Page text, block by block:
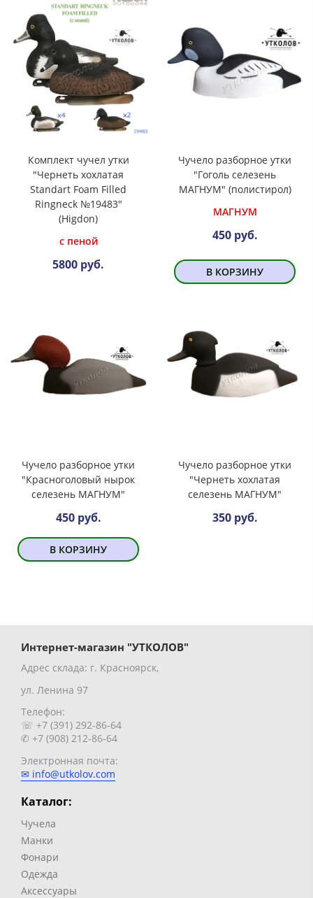
Комплект чучел утки
"Чернеть хохлатая
Standart Foam Filled
Ringneck №19483"
(Higdon)
с пеной
5800 руб.
Чучело разборное утки
"Гоголь селезень
МАГНУМ" (полистирол)
МАГНУМ
450 руб.
В КОРЗИНУ
Чучело разборное утки
"Красноголовый нырок
селезень МАГНУМ"
450 руб.
В КОРЗИНУ
Чучело разборное утки
"Чернеть хохлатая
селезень МАГНУМ"
350 руб.
Интернет-магазин "УТКОЛОВ"
Адрес склада: г. Красноярск,
ул. Ленина 97
Телефон:
☏ +7 (391) 292-86-64
✆ +7 (908) 212-86-64
Электронная почта:
✉ info@utkolov.com
Каталог:
Чучела
Манки
Фонари
Одежда
Аксессуары